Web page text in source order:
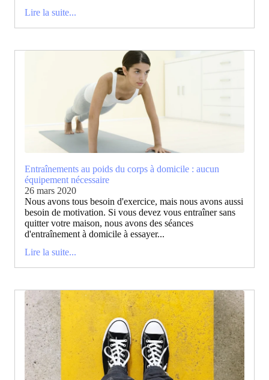
Lire la suite...
Entraînements au poids du corps à domicile : aucun
équipement nécessaire
26 mars 2020
Nous avons tous besoin d'exercice, mais nous avons aussi
besoin de motivation. Si vous devez vous entraîner sans
quitter votre maison, nous avons des séances
d'entraînement à domicile à essayer...
Lire la suite...